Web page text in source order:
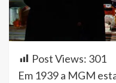
Post Views: 301
Em 1939 a MGM